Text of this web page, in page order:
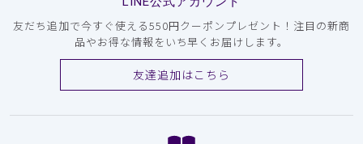
友だち追加で今すぐ使える550円クーポンプレゼント！注目の新商
品やお得な情報をいち早くお届けします。
友達追加はこちら